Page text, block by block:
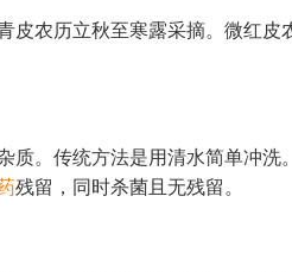
皮农历立秋至寒露采摘。微红皮
质。传统方法是用清水简单冲洗
残留，同时杀菌且无残留。